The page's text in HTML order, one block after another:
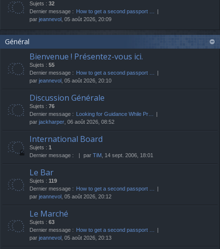
Sujets : 32
Dernier message : How to get a second passport …
par jeannevol , 05 août 2026, 20:09
Général
Bienvenue ! Présentez-vous ici.
Sujets : 55
Dernier message : How to get a second passport …
par jeannevol , 05 août 2026, 20:10
Discussion Générale
Sujets : 76
Dernier message : Looking for Guidance While Pr…
par jackharper , 06 août 2026, 08:52
International Board
Sujets : 1
Dernier message :
par TiM , 14 sept. 2006, 18:01
Le Bar
Sujets : 119
Dernier message : How to get a second passport …
par jeannevol , 05 août 2026, 20:12
Le Marché
Sujets : 63
Dernier message : How to get a second passport …
par jeannevol , 05 août 2026, 20:13